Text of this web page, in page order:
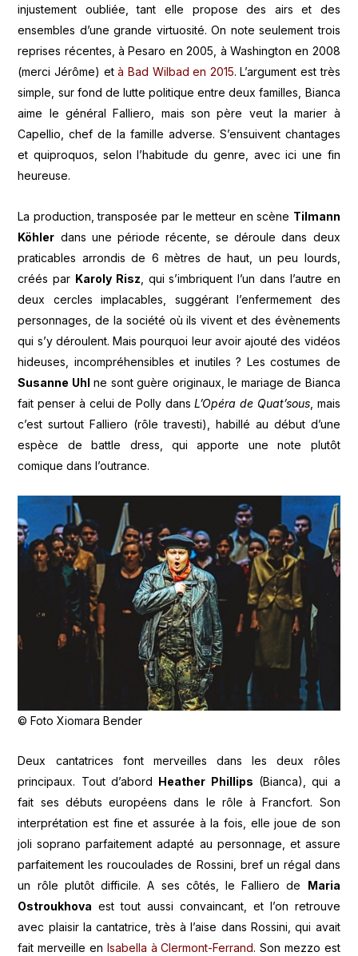
injustement oubliée, tant elle propose des airs et des
ensembles d’une grande virtuosité. On note seulement trois
reprises récentes, à Pesaro en 2005, à Washington en 2008
(merci Jérôme) età Bad Wilbad en 2015. L’argument est très
simple, sur fond de lutte politique entre deux familles, Bianca
aime le général Falliero, mais son père veut la marier à
Capellio, chef de la famille adverse. S’ensuivent chantages
et quiproquos, selon l’habitude du genre, avec ici une fin
heureuse.
La production, transposée par le metteur en scène Tilmann
Köhler dans une période récente, se déroule dans deux
praticables arrondis de 6 mètres de haut, un peu lourds,
créés par Karoly Risz , qui s’imbriquent l’un dans l’autre en
deux cercles implacables, suggérant l’enfermement des
personnages, de la société où ils vivent et des évènements
qui s’y déroulent. Mais pourquoi leur avoir ajouté des vidéos
hideuses, incompréhensibles et inutiles ? Les costumes de
Susanne Uhl ne sont guère originaux, le mariage de Bianca
fait penser à celui de Polly dansL’Opéra de Quat’sous, mais
c’est surtout Falliero (rôle travesti), habillé au début d’une
espèce de battle dress, qui apporte une note plutôt
comique dans l’outrance.
© Foto Xiomara Bender
Deux cantatrices font merveilles dans les deux rôles
principaux. Tout d’abord Heather Phillips (Bianca), qui a
fait ses débuts européens dans le rôle à Francfort. Son
interprétation est fine et assurée à la fois, elle joue de son
joli soprano parfaitement adapté au personnage, et assure
parfaitement les roucoulades de Rossini, bref un régal dans
un rôle plutôt difficile. A ses côtés, le Falliero de Maria
Ostroukhova est tout aussi convaincant, et l’on retrouve
avec plaisir la cantatrice, très à l’aise dans Rossini, qui avait
fait merveille en Isabella à Clermont-Ferrand. Son mezzo est